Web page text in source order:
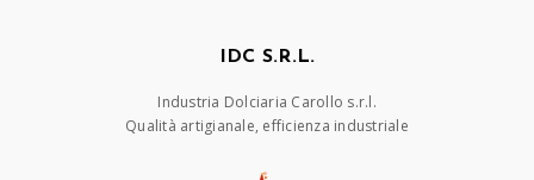
IDC S.R.L.
Industria Dolciaria Carollo s.r.l.
Qualità artigianale, efficienza industriale